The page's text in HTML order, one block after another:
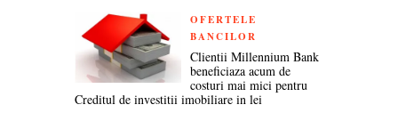
OFERTELE
BANCILOR
Clientii Millennium Bank
beneficiaza acum de
costuri mai mici pentru
Creditul de investitii imobiliare in lei